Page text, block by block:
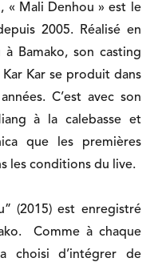
« Mali Denhou » est le
2005. Réalisé en
Bamako, son casting
Kar se produit dans
C’est avec son
à la calebasse et
que les premières
les conditions du live.
(2015) est enregistré
Comme à chaque
choisi d’intégrer de